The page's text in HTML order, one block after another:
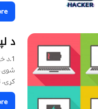
»
د
کړۍ. 3.که خپل لپټاپ د ډېر وخت لپاره بند پرېښ
»